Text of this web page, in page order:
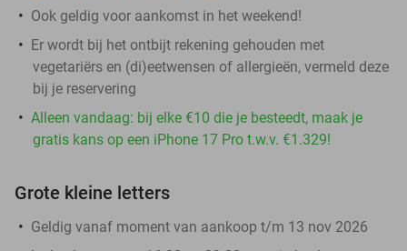
Ook geldig voor aankomst in het weekend!
Er wordt bij het ontbijt rekening gehouden met
vegetariërs en (di)eetwensen of allergieën, vermeld deze
bij je reservering
Alleen vandaag: bij elke €10 die je besteedt, maak je
gratis kans op een iPhone 17 Pro t.w.v. €1.329!
Grote kleine letters
Geldig vanaf moment van aankoop t/m 13 nov 2026